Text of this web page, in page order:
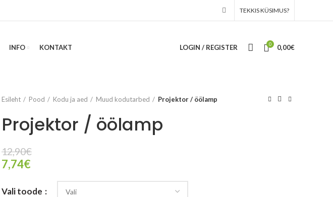
TEKKIS KÜSIMUS?
INFO KONTAKT LOGIN / REGISTER 0 0,00€
Esileht Pood Kodu ja aed Muud kodutarbed Projektor / öölamp
Projektor / öölamp
12,90€
7,74€
Vali toode